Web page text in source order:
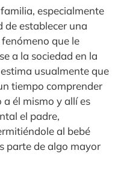
especialmente
de establecer una
que le
a la sociedad en la
usualmente que
tiempo comprender
él mismo y allí es
el padre,
al bebé
parte de algo mayor